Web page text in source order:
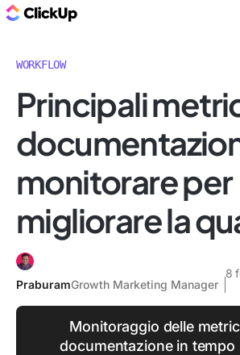
WORKFLOW
Principali
monitorare per
migliorare la
PraburamGrowth Marketing Manager
8
Monitoraggio delle
documentazione in tempo